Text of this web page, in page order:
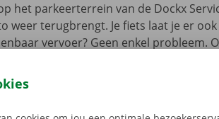
het parkeerterrein van de Dockx
weer terugbrengt. Je fiets laat je er
vervoer? Geen enkel probleem.